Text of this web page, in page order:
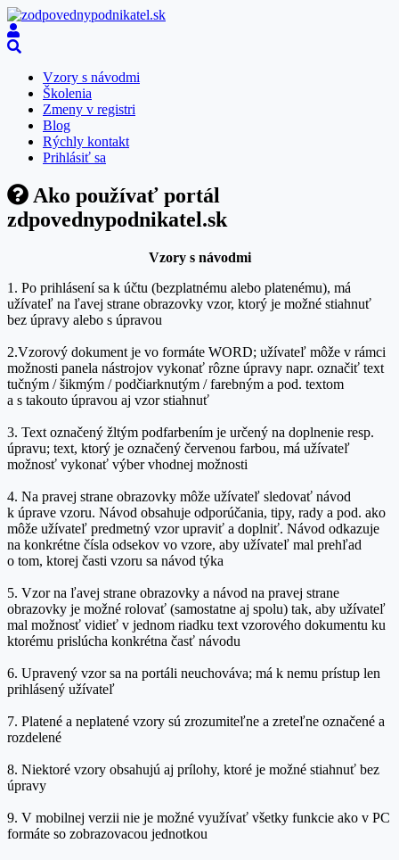
Vzory s návodmi
Školenia
Zmeny v registri
Blog
Rýchly kontakt
Prihlásiť sa
Ako používať portál
zdpovednypodnikatel.sk
Vzory s návodmi
1. Po prihlásení sa k účtu (bezplatnému alebo platenému), má
užívateľ na ľavej strane obrazovky vzor, ktorý je možné stiahnuť
bez úpravy alebo s úpravou
2.Vzorový dokument je vo formáte WORD; užívateľ môže v rámci
možnosti panela nástrojov vykonať rôzne úpravy napr. označiť text
tučným / šikmým / podčiarknutým / farebným a pod. textom
a s takouto úpravou aj vzor stiahnuť
3. Text označený žltým podfarbením je určený na doplnenie resp.
úpravu; text, ktorý je označený červenou farbou, má užívateľ
možnosť vykonať výber vhodnej možnosti
4. Na pravej strane obrazovky môže užívateľ sledovať návod
k úprave vzoru. Návod obsahuje odporúčania, tipy, rady a pod. ako
môže užívateľ predmetný vzor upraviť a doplniť. Návod odkazuje
na konkrétne čísla odsekov vo vzore, aby užívateľ mal prehľad
o tom, ktorej časti vzoru sa návod týka
5. Vzor na ľavej strane obrazovky a návod na pravej strane
obrazovky je možné rolovať (samostatne aj spolu) tak, aby užívateľ
mal možnosť vidieť v jednom riadku text vzorového dokumentu ku
ktorému prislúcha konkrétna časť návodu
6. Upravený vzor sa na portáli neuchováva; má k nemu prístup len
prihlásený užívateľ
7. Platené a neplatené vzory sú zrozumiteľne a zreteľne označené a
rozdelené
8. Niektoré vzory obsahujú aj prílohy, ktoré je možné stiahnuť bez
úpravy
9. V mobilnej verzii nie je možné využívať všetky funkcie ako v PC
formáte so zobrazovacou jednotkou